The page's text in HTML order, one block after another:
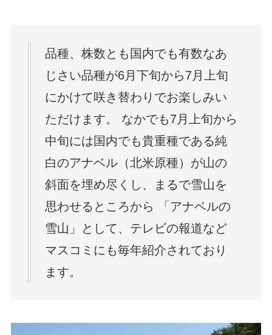
品種、株数とも国内でも有数なあ
じさい品種が6月下旬から7月上旬
にかけて咲き替わりでお楽しみい
ただけます。 なかでも7月上旬から
中旬には国内でも貴重種である純
白のアナベル（北米原種）が山の
斜面を埋め尽くし、まるで雪山を
思わせるところから 「アナベルの
雪山」として、テレビの報道など
マスコミにも毎年紹介されており
ます。